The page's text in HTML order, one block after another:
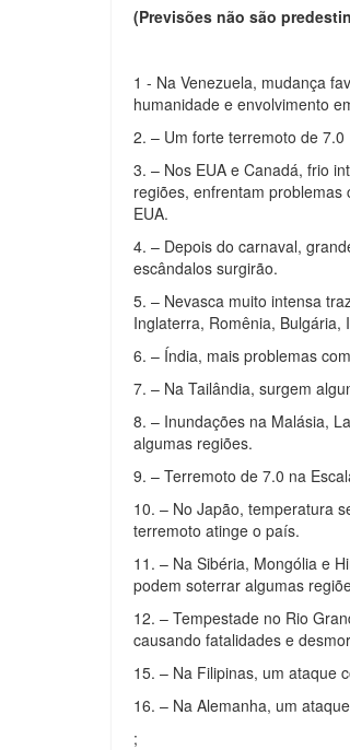
(Previsões não são
1 - Na Venezuela, mudança
humanidade e envolvimento
2. – Um forte terremoto de
3. – Nos EUA e Canadá, frio
regiões, enfrentam
EUA.
4. – Depois do carnaval,
escândalos surgirão.
5. – Nevasca muito intensa
Inglaterra, Romênia,
6. – Índia, mais problemas
7. – Na Tailândia, surgem
8. – Inundações na Malásia,
algumas regiões.
9. – Terremoto de 7.0 na
10. – No Japão, temperatura
terremoto atinge o país.
11. – Na Sibéria, Mongólia e
podem soterrar algumas
12. – Tempestade no Rio
causando fatalidades e
15. – Na Filipinas, um ataque
16. – Na Alemanha, um
;